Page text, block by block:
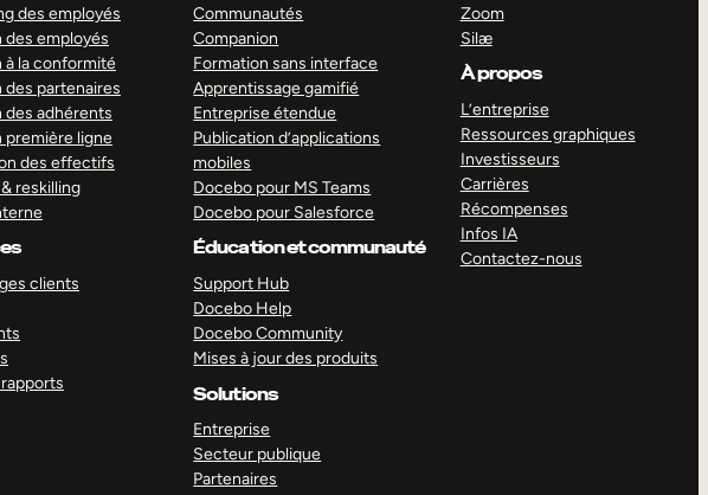
des employés
des employés
à la conformité
des partenaires
des adhérents
première ligne
des effectifs
reskilling
clients
Communautés
Companion
Formation sans interface
Apprentissage gamifié
Entreprise étendue
Publication d’applications
mobiles
Docebo pour MS Teams
Docebo pour Salesforce
Éducation et communauté
Support Hub
Docebo Help
Docebo Community
Mises à jour des produits
Solutions
Entreprise
Secteur publique
Partenaires
Zoom
Silæ
À propos
L’entreprise
Ressources graphiques
Investisseurs
Carrières
Récompenses
Infos IA
Contactez-nous